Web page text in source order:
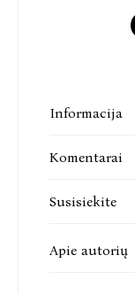
Informacija
Komentarai
Susisiekite
Apie autorių